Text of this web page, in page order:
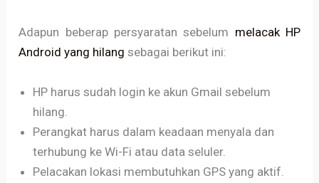
Adapun beberap persyaratan sebelum melacak HP
Android yang hilang sebagai berikut ini:
HP harus sudah login ke akun Gmail sebelum
hilang.
Perangkat harus dalam keadaan menyala dan
terhubung ke Wi-Fi atau data seluler.
Pelacakan lokasi membutuhkan GPS yang aktif.